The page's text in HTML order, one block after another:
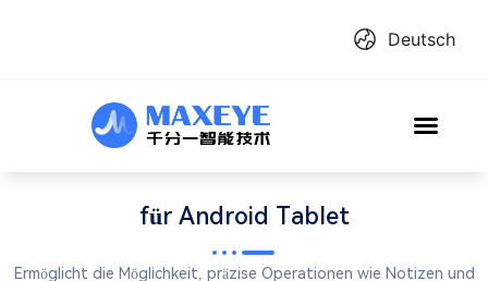
Deutsch
für Android Tablet
Ermöglicht die Möglichkeit, präzise Operationen wie Notizen und